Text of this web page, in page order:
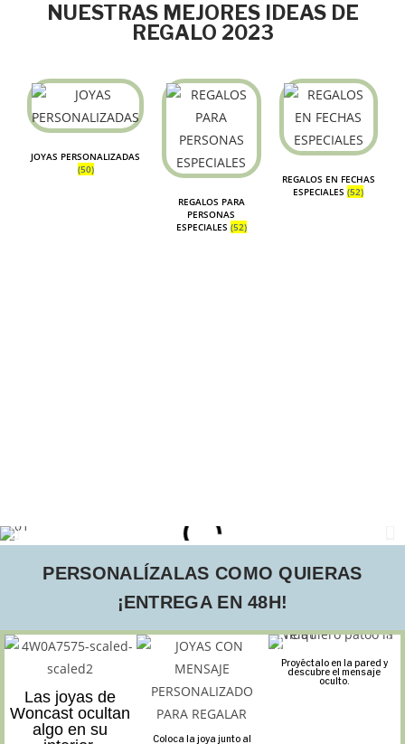
NUESTRAS MEJORES IDEAS DE
REGALO 2023
JOYAS PERSONALIZADAS
(50)
REGALOS PARA
PERSONAS
ESPECIALES (52)
REGALOS EN FECHAS
ESPECIALES(52)
PERSONALÍZALAS COMO QUIERAS
¡ENTREGA EN 48H!
Las joyas de
Woncast ocultan
algo en su
Coloca la joya junto al
Proyéctalo en la pared y
descubre el mensaje
oculto.